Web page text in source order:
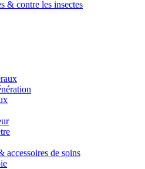
& contre les insectes
accessoires de soins